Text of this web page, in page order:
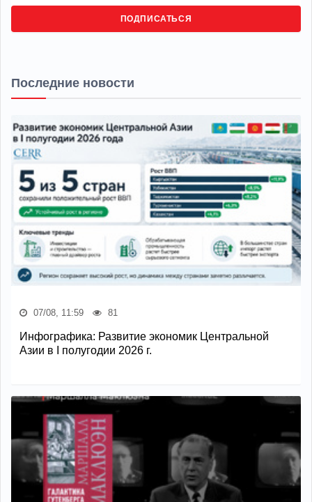
ПОДПИСАТЬСЯ
Последние новости
07/08, 11:59 81
Инфографика: Развитие экономик Центральной
Азии в I полугодии 2026 г.